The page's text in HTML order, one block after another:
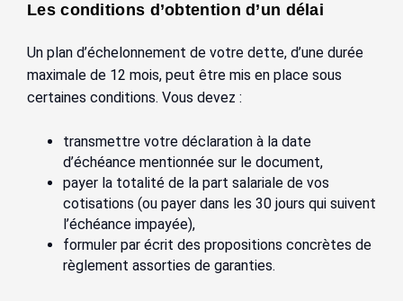
Les conditions d’obtention d’un délai
Un plan d’échelonnement de votre dette, d’une durée
maximale de 12 mois, peut être mis en place sous
certaines conditions. Vous devez :
transmettre votre déclaration à la date
d’échéance mentionnée sur le document,
payer la totalité de la part salariale de vos
cotisations (ou payer dans les 30 jours qui suivent
l’échéance impayée),
formuler par écrit des propositions concrètes de
règlement assorties de garanties.